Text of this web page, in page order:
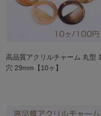
高品質アクリルチャーム 丸型 1
穴 29mm【10ヶ】